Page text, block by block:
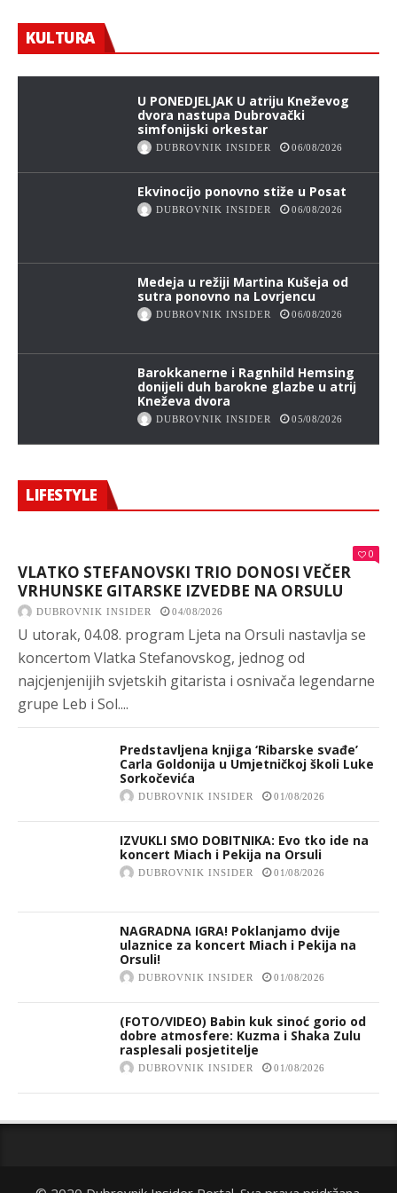
KULTURA
The Vienna Berlin Music Club na Igrama
DUBROVNIK INSIDER 06/08/2026
U PONEDJELJAK U atriju Kneževog
dvora nastupa Dubrovački
simfonijski orkestar
DUBROVNIK INSIDER 06/08/2026
Ekvinocijo ponovno stiže u Posat
DUBROVNIK INSIDER 06/08/2026
Medeja u režiji Martina Kušeja od
sutra ponovno na Lovrjencu
DUBROVNIK INSIDER 06/08/2026
Barokkanerne i Ragnhild Hemsing
donijeli duh barokne glazbe u atrij
Kneževa dvora
DUBROVNIK INSIDER 05/08/2026
LIFESTYLE
0
VLATKO STEFANOVSKI TRIO DONOSI VEČER
VRHUNSKE GITARSKE IZVEDBE NA ORSULU
DUBROVNIK INSIDER 04/08/2026
U utorak, 04.08. program Ljeta na Orsuli nastavlja se
koncertom Vlatka Stefanovskog, jednog od
najcjenjenijih svjetskih gitarista i osnivača legendarne
grupe Leb i Sol....
Predstavljena knjiga ‘Ribarske svađe’
Carla Goldonija u Umjetničkoj školi Luke
Sorkočevića
DUBROVNIK INSIDER 01/08/2026
IZVUKLI SMO DOBITNIKA: Evo tko ide na
koncert Miach i Pekija na Orsuli
DUBROVNIK INSIDER 01/08/2026
NAGRADNA IGRA! Poklanjamo dvije
ulaznice za koncert Miach i Pekija na
Orsuli!
DUBROVNIK INSIDER 01/08/2026
(FOTO/VIDEO) Babin kuk sinoć gorio od
dobre atmosfere: Kuzma i Shaka Zulu
rasplesali posjetitelje
DUBROVNIK INSIDER 01/08/2026